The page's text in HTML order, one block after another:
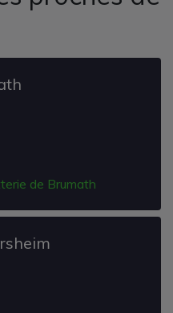
de Brumath